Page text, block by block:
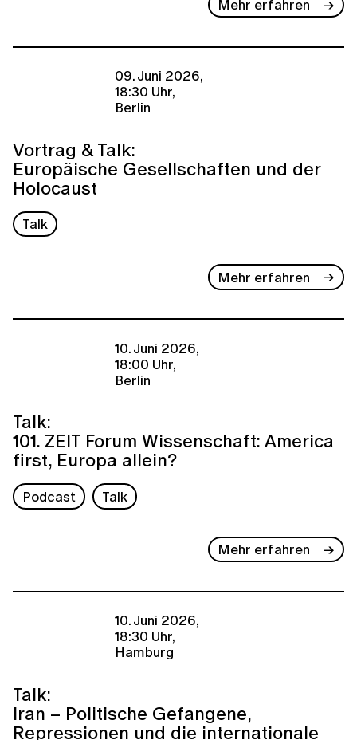
Mehr erfahren
09. Juni 2026,
18:30 Uhr,
Berlin
Vortrag & Talk:
Europäische Gesellschaften und der
Holocaust
Talk
Mehr erfahren
10. Juni 2026,
18:00 Uhr,
Berlin
Talk:
101. ZEIT Forum Wissenschaft: America
first, Europa allein?
Podcast Talk
Mehr erfahren
10. Juni 2026,
18:30 Uhr,
Hamburg
Talk:
Iran – Politische Gefangene,
Repressionen und die internationale